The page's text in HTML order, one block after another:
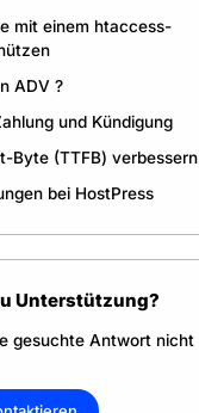
mit einem htaccess-
ADV ?
und Kündigung
Byte (TTFB) verbessern
bei HostPress
Unterstützung?
gesuchte Antwort nicht